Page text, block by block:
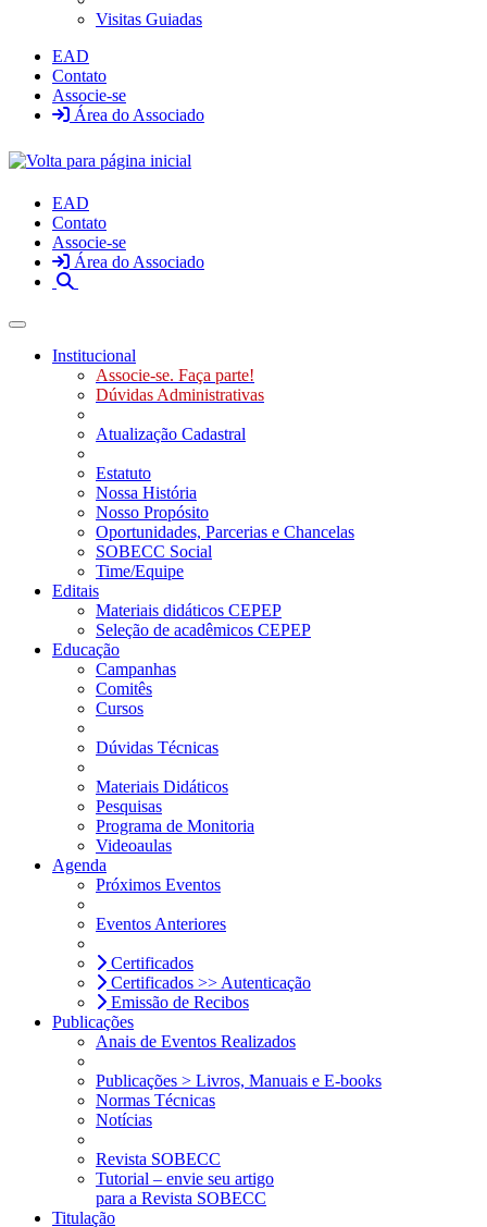
Visitas Guiadas
EAD
Contato
Associe-se
Área do Associado
EAD
Contato
Associe-se
Área do Associado
Toggle navigation
Institucional
Associe-se. Faça parte!
Dúvidas Administrativas
Atualização Cadastral
Estatuto
Nossa História
Nosso Propósito
Oportunidades, Parcerias e Chancelas
SOBECC Social
Time/Equipe
Editais
Materiais didáticos CEPEP
Seleção de acadêmicos CEPEP
Educação
Campanhas
Comitês
Cursos
Dúvidas Técnicas
Materiais Didáticos
Pesquisas
Programa de Monitoria
Videoaulas
Agenda
Próximos Eventos
Eventos Anteriores
Certificados
Certificados >> Autenticação
Emissão de Recibos
Publicações
Anais de Eventos Realizados
Publicações > Livros, Manuais e E-books
Normas Técnicas
Notícias
Revista SOBECC
Tutorial – envie seu artigo
para a Revista SOBECC
Titulação